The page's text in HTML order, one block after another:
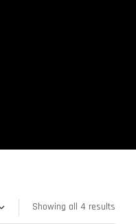
Showing all 4 results